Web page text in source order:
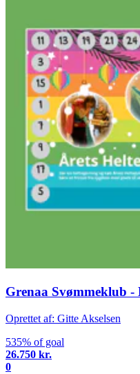
Grenaa Svømmeklub -
Oprettet af: Gitte Akselsen
535% of goal
26.750 kr.
0